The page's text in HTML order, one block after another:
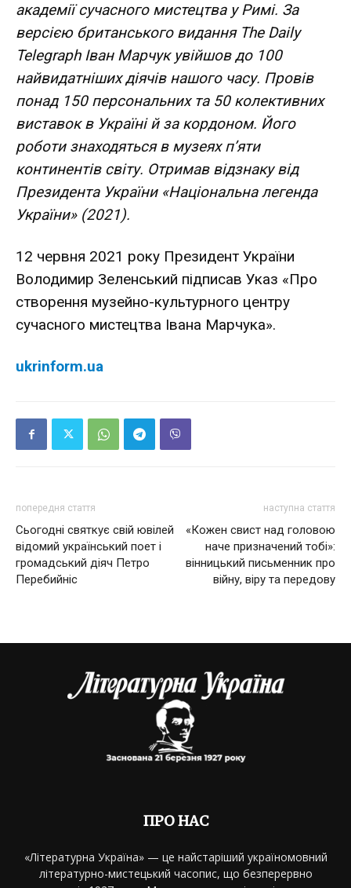
академії сучасного мистецтва у Римі. За
версією британського видання The Daily
Telegraph Іван Марчук увійшов до 100
найвидатніших діячів нашого часу. Провів
понад 150 персональних та 50 колективних
виставок в Україні й за кордоном. Його
роботи знаходяться в музеях п’яти
континентів світу. Отримав відзнаку від
Президента України «Національна легенда
України» (2021).
12 червня 2021 року Президент України
Володимир Зеленський підписав Указ «Про
створення музейно-культурного центру
сучасного мистецтва Івана Марчука».
ukrinform.ua
попередня стаття
Сьогодні святкує свій ювілей
відомий український поет і
громадський діяч Петро
Перебийніс
наступна стаття
«Кожен свист над головою
наче призначений тобі»:
вінницький письменник про
війну, віру та передову
ПРО НАС
«Літературна Україна» — це найстаріший україномовний
літературно-мистецький часопис, що безперервно